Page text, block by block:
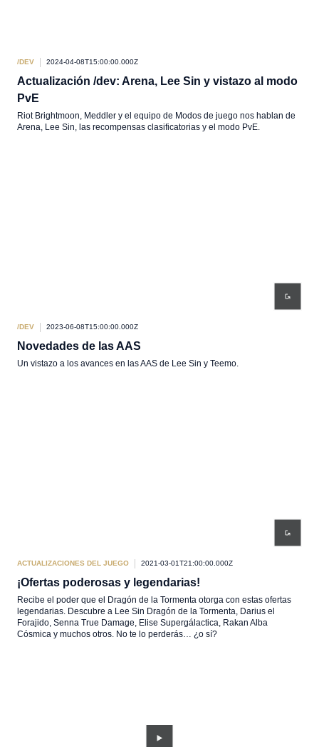
/DEV 2024-04-08T15:00:00.000Z
Actualización /dev: Arena, Lee Sin y vistazo al modo
PvE
Riot Brightmoon, Meddler y el equipo de Modos de juego nos hablan de
Arena, Lee Sin, las recompensas clasificatorias y el modo PvE.
/DEV 2023-06-08T15:00:00.000Z
Novedades de las AAS
Un vistazo a los avances en las AAS de Lee Sin y Teemo.
ACTUALIZACIONES DEL JUEGO 2021-03-01T21:00:00.000Z
¡Ofertas poderosas y legendarias!
Recibe el poder que el Dragón de la Tormenta otorga con estas ofertas
legendarias. Descubre a Lee Sin Dragón de la Tormenta, Darius el
Forajido, Senna True Damage, Elise Supergálactica, Rakan Alba
Cósmica y muchos otros. No te lo perderás… ¿o sí?